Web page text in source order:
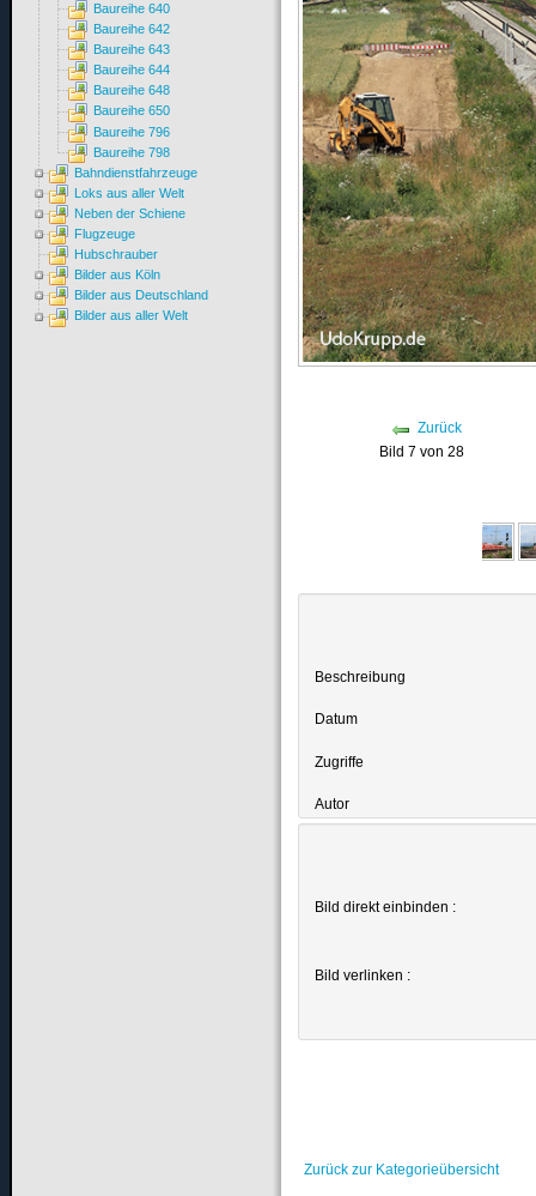
Zurück
Bild 7 von 28
Beschreibung
Datum
Zugriffe
Autor
Bild direkt einbinden :
Bild verlinken :
Zurück zur Kategorieübersicht
Baureihe 640
Baureihe 642
Baureihe 643
Baureihe 644
Baureihe 648
Baureihe 650
Baureihe 796
Baureihe 798
Bahndienstfahrzeuge
Loks aus aller Welt
Neben der Schiene
Flugzeuge
Hubschrauber
Bilder aus Köln
Bilder aus Deutschland
Bilder aus aller Welt